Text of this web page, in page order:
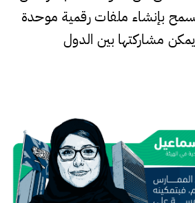
بإنشاء ملفات رقمية موحدة
مشاركتها بين الدول